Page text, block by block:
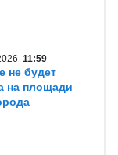
11:59
не будет
на площади